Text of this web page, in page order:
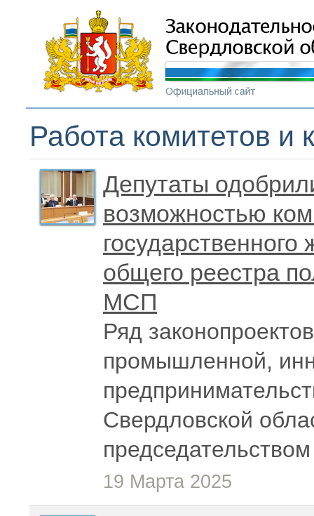
Работа комитетов и
Депутаты
возможностью
общего реестра
МСП
Ряд
промышленной,
Свердловской
19 Марта 2025